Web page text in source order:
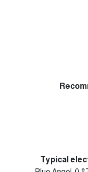
Typical